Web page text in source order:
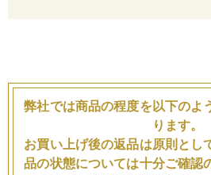
弊社では商品の程度を以下のよ
ります。
お買い上げ後の返品は原則とし
品の状態については十分ご確認